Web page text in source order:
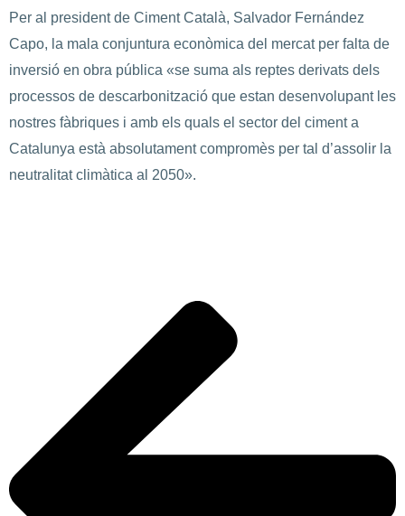
Per al president de Ciment Català, Salvador Fernández
Capo, la mala conjuntura econòmica del mercat per falta de
inversió en obra pública «se suma als reptes derivats dels
processos de descarbonització que estan desenvolupant les
nostres fàbriques i amb els quals el sector del ciment a
Catalunya està absolutament compromès per tal d’assolir la
neutralitat climàtica al 2050».